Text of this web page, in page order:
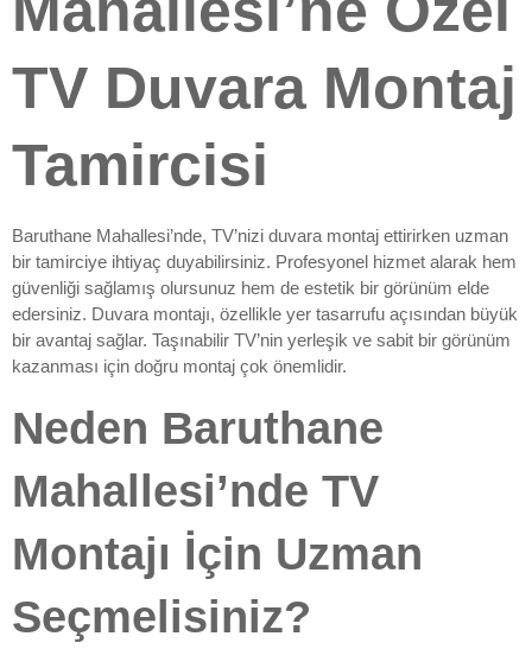
TV Duvara Montaj
Tamircisi
Baruthane Mahallesi’nde, TV’nizi duvara montaj ettirirken uzman
bir tamirciye ihtiyaç duyabilirsiniz. Profesyonel hizmet alarak hem
güvenliği sağlamış olursunuz hem de estetik bir görünüm elde
edersiniz. Duvara montajı, özellikle yer tasarrufu açısından büyük
bir avantaj sağlar. Taşınabilir TV’nin yerleşik ve sabit bir görünüm
kazanması için doğru montaj çok önemlidir.
Neden Baruthane
Mahallesi’nde TV
Montajı İçin Uzman
Seçmelisiniz?